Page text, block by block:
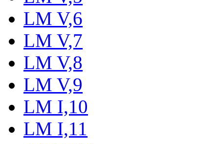
LM V,6
LM V,7
LM V,8
LM V,9
LM I,10
LM I,11